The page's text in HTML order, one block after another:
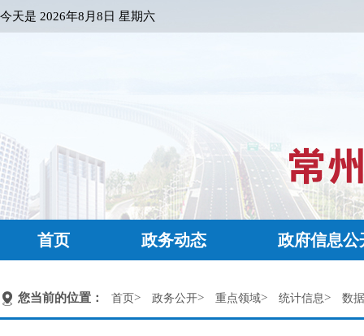
今天是 2026年8月8日 星期六
首页 政务动态 政府信息公
您当前的位置： 首页> 政务公开> 重点领域> 统计信息> 数